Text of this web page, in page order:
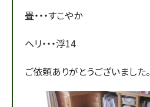
畳・・・すこやか
ヘリ・・・浮14
ご依頼ありがとうございました。